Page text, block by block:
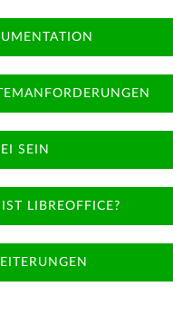
SEIN
LIBREOFFICE?